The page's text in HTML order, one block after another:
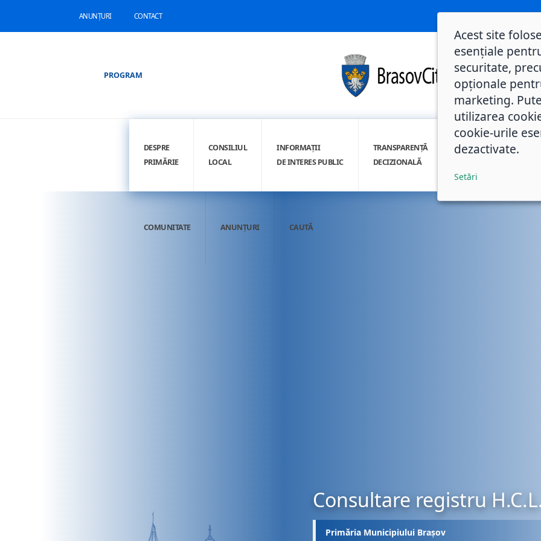
ANUNȚURI CONTACT
PROGRAM
DESPRE
PRIMĂRIE
CONSILIUL
LOCAL
INFORMAȚII
DE INTERES PUBLIC
TRANSPARENȚĂ
DECIZIONALĂ
INTEGRITATE
COMUNITATE ANUNȚURI CAUTĂ
Consultare registru
Primăria Municipiului Brașov
Acest site
esențiale
securitate,
opționale
marketing.
utilizarea
cookie-urile
dezactivate.
Setări